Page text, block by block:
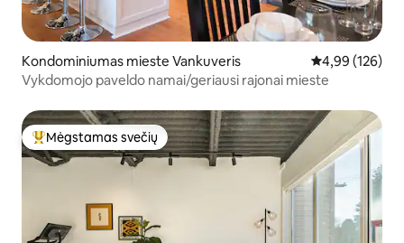
Kondominiumas mieste Vankuveris Vidutinis
4,99 (126)
Vykdomojo paveldo namai/geriausi rajonai mieste
Svečių mėgstamiausias
Mėgstamas svečių